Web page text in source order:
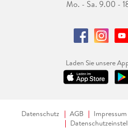
Mo. - Sa. 9.00 -
Laden Sie unsere
Datenschutz AGB Impressum